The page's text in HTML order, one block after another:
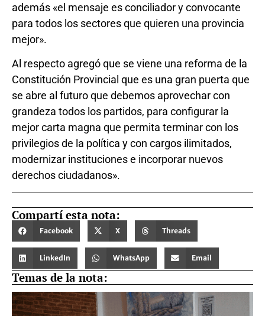
además «el mensaje es conciliador y convocante
para todos los sectores que quieren una provincia
mejor».
Al respecto agregó que se viene una reforma de la
Constitución Provincial que es una gran puerta que
se abre al futuro que debemos aprovechar con
grandeza todos los partidos, para configurar la
mejor carta magna que permita terminar con los
privilegios de la política y con cargos ilimitados,
modernizar instituciones e incorporar nuevos
derechos ciudadanos».
Compartí esta nota:
Facebook X Threads
LinkedIn WhatsApp Email
Temas de la nota: